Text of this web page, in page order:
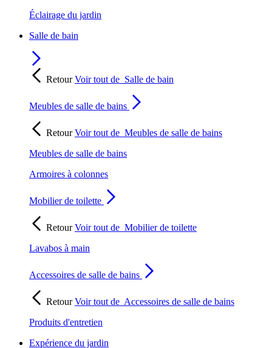
Éclairage du jardin
Salle de bain
RetourVoir tout de Salle de bain
Meubles de salle de bains
RetourVoir tout de Meubles de salle de bains
Meubles de salle de bains
Armoires à colonnes
Mobilier de toilette
RetourVoir tout de Mobilier de toilette
Lavabos à main
Accessoires de salle de bains
RetourVoir tout de Accessoires de salle de bains
Produits d'entretien
Expérience du jardin